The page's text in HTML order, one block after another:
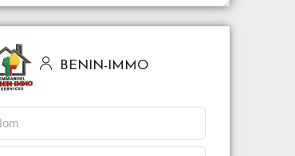
BENIN-IMMO